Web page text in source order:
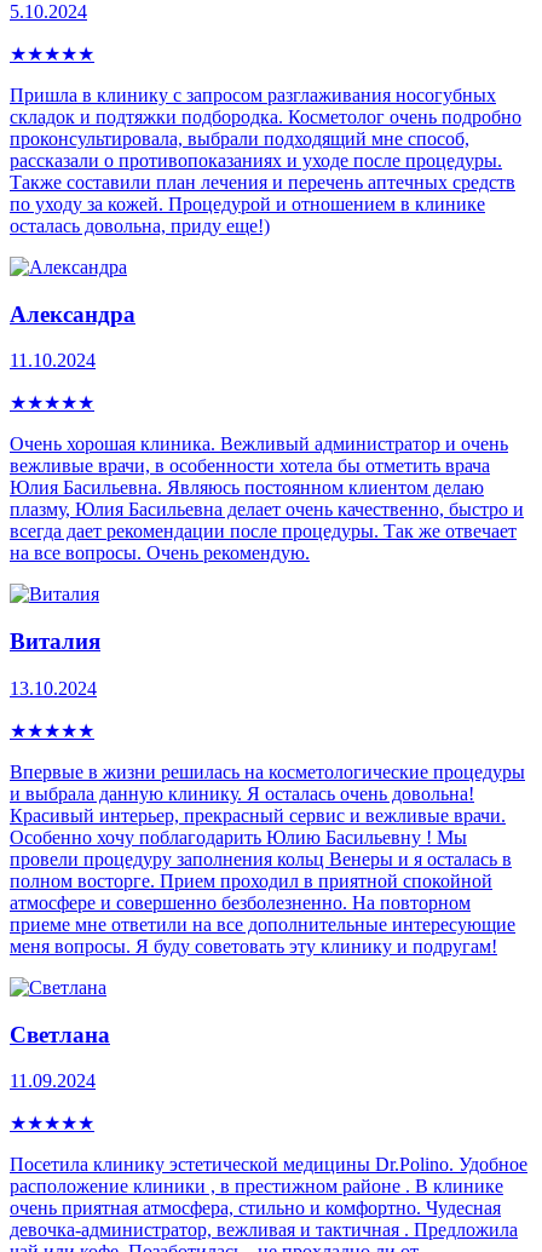
5.10.2024
★★★★★
Пришла в клинику с запросом разглаживания носогубных
складок и подтяжки подбородка. Косметолог очень подробно
проконсультировала, выбрали подходящий мне способ,
рассказали о противопоказаниях и уходе после процедуры.
Также составили план лечения и перечень аптечных средств
по уходу за кожей. Процедурой и отношением в клинике
осталась довольна, приду еще!)
Александра
11.10.2024
★★★★★
Очень хорошая клиника. Вежливый администратор и очень
вежливые врачи, в особенности хотела бы отметить врача
Юлия Басильевна. Являюсь постоянном клиентом делаю
плазму, Юлия Басильевна делает очень качественно, быстро и
всегда дает рекомендации после процедуры. Так же отвечает
на все вопросы. Очень рекомендую.
Виталия
13.10.2024
★★★★★
Впервые в жизни решилась на косметологические процедуры
и выбрала данную клинику. Я осталась очень довольна!
Красивый интерьер, прекрасный сервис и вежливые врачи.
Особенно хочу поблагодарить Юлию Басильевну ! Мы
провели процедуру заполнения кольц Венеры и я осталась в
полном восторге. Прием проходил в приятной спокойной
атмосфере и совершенно безболезненно. На повторном
приеме мне ответили на все дополнительные интересующие
меня вопросы. Я буду советовать эту клинику и подругам!
Светлана
11.09.2024
★★★★★
Посетила клинику эстетической медицины Dr.Polino. Удобное
расположение клиники , в престижном районе . В клинике
очень приятная атмосфера, стильно и комфортно. Чудесная
девочка-администратор, вежливая и тактичная . Предложила